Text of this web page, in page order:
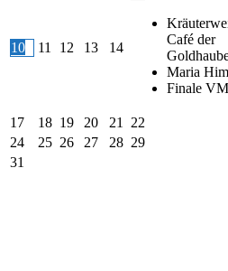
10 11 12 13 14
Café der
Maria
Finale
17 18 19 20 21 22
24
25 26 27 28 29
31